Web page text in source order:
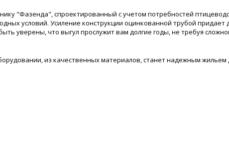
"Фазенда", спроектированный с учетом потребностей
условий. Усиление конструкции оцинкованной трубой придает
уверены, что выгул прослужит вам долгие годы, не требуя
из качественных материалов, станет надежным жильем